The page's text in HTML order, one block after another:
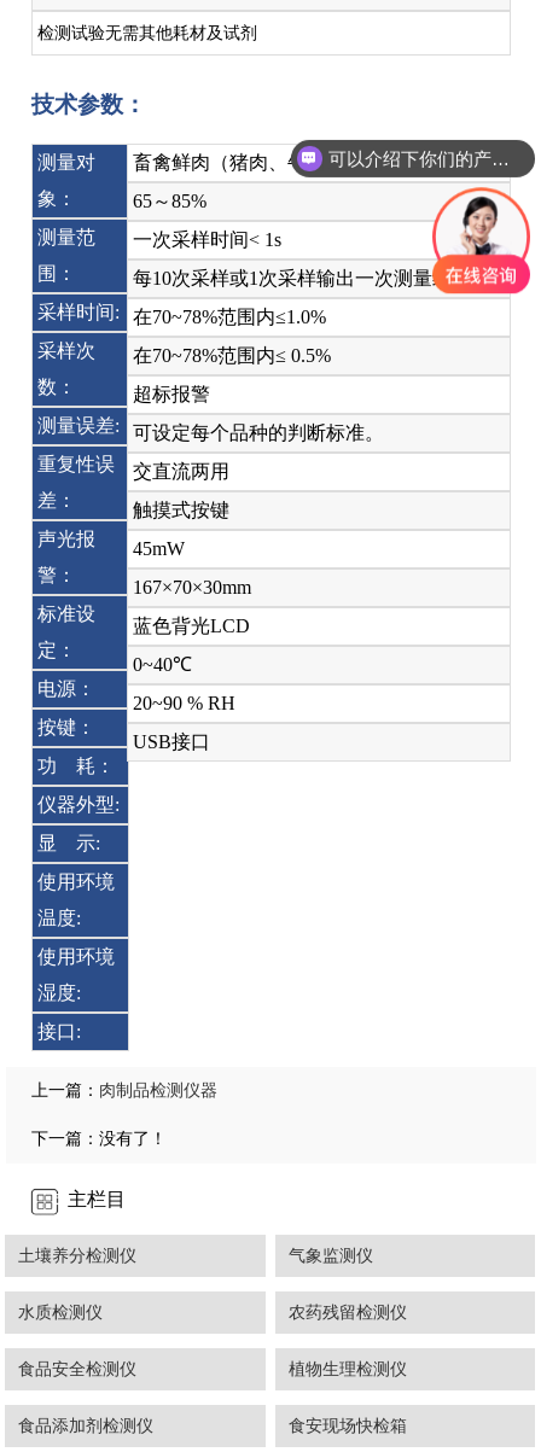
检测试验无需其他耗材及试剂
技术参数：
测量对
象：
测量范
围：
采样时间:
采样次
数：
测量误差:
重复性误
差：
声光报
警：
标准设
定：
电源：
按键：
功 耗：
仪器外型:
显 示:
使用环境
温度:
使用环境
湿度:
接口:
畜禽鲜肉（猪肉、牛肉、羊肉、鸡肉等）
65～85%
一次采样时间< 1s
每10次采样或1次采样输出一次测量结果
在70~78%范围内≤1.0%
在70~78%范围内≤ 0.5%
超标报警
可设定每个品种的判断标准。
交直流两用
触摸式按键
45mW
167×70×30mm
蓝色背光LCD
0~40℃
20~90 % RH
USB接口
上一篇： 肉制品检测仪器
下一篇：没有了！
主栏目
土壤养分检测仪 气象监测仪
水质检测仪 农药残留检测仪
食品安全检测仪 植物生理检测仪
食品添加剂检测仪 食安现场快检箱
可以介绍下你们的产品么